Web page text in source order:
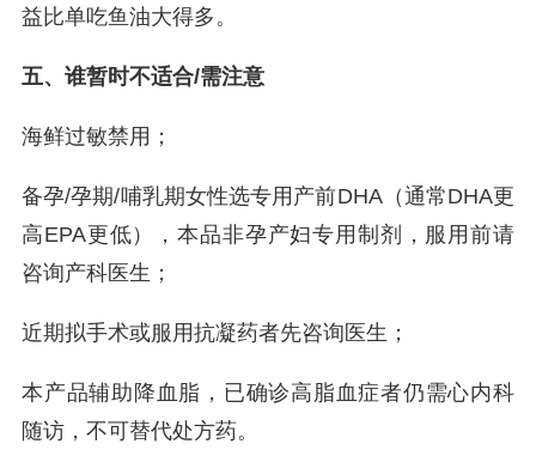
益比单吃鱼油大得多。
五、谁暂时不适合/需注意
海鲜过敏禁用；
备孕/孕期/哺乳期女性选专用产前DHA（通常DHA更
高EPA更低），本品非孕产妇专用制剂，服用前请
咨询产科医生；
近期拟手术或服用抗凝药者先咨询医生；
本产品辅助降血脂，已确诊高脂血症者仍需心内科
随访，不可替代处方药。